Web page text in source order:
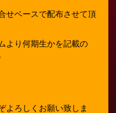
せベースで配布させて頂
より何期生かを記載の
よろしくお願い致しま